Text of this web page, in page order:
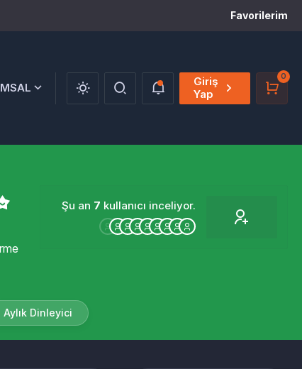
Favorilerim
Giriş
Yap
0
Şu an 7 kullanıcı inceliyor.
Aylık Dinleyici